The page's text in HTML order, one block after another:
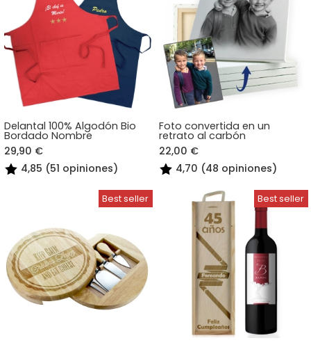
Delantal 100% Algodón Bio
Bordado Nombre
29,90 €
4,85 (51 opiniones)
Foto convertida en un
retrato al carbón
22,00 €
4,70 (48 opiniones)